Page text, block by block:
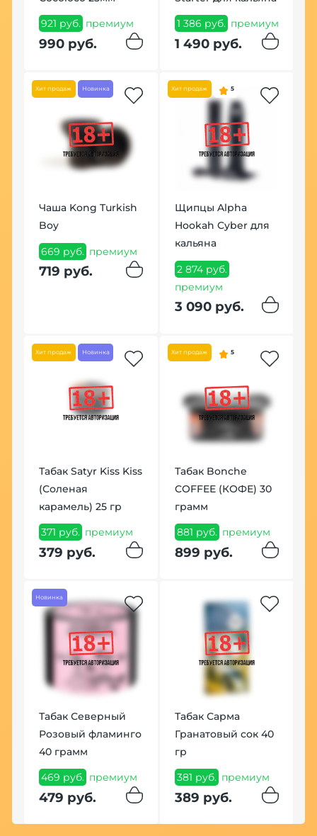
921 руб. премиум
990 руб.
1 386 руб. премиум
1 490 руб.
Хит продаж Новинка
Чаша Kong Turkish
Boy
669 руб. премиум
719 руб.
Хит продаж 5
Щипцы Alpha
Hookah Cyber для
кальяна
2 874 руб.
премиум
3 090 руб.
Хит продаж Новинка
Табак Satyr Kiss Kiss
(Соленая
карамель) 25 гр
371 руб. премиум
379 руб.
Хит продаж 5
Табак Bonche
COFFEE (КОФЕ) 30
грамм
881 руб. премиум
899 руб.
Новинка
Табак Северный
Розовый фламинго
40 грамм
469 руб. премиум
479 руб.
Табак Сарма
Гранатовый сок 40
гр
381 руб. премиум
389 руб.